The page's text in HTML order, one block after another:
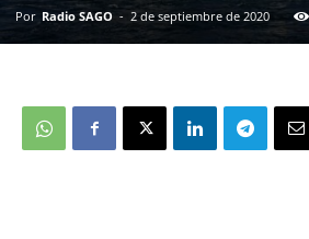
Por Radio SAGO - 2 de septiembre de 2020